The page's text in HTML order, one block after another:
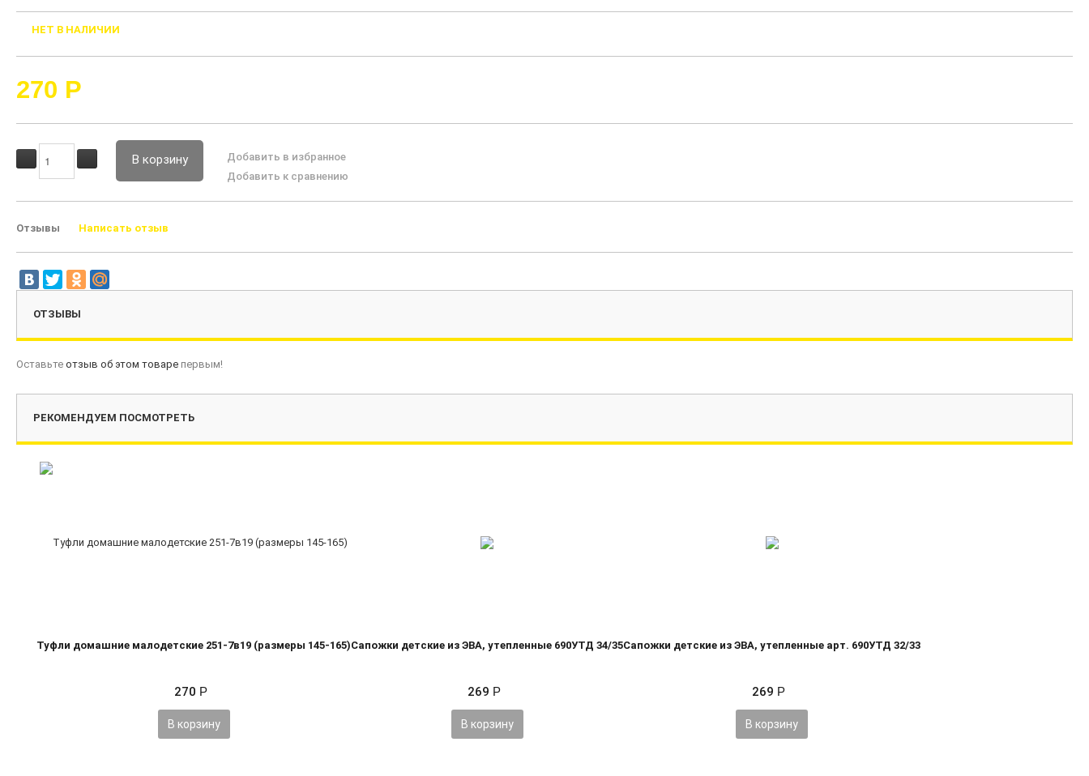
НЕТ В НАЛИЧИИ
270 Р
В корзину
Добавить в избранное
Добавить к сравнению
Отзывы Написать отзыв
ОТЗЫВЫ
Оставьте отзыв об этом товаре первым!
РЕКОМЕНДУЕМ ПОСМОТРЕТЬ
Туфли домашние малодетские 251-7в19 (размеры 145-165)
270 Р
В корзину
Сапожки детские из ЭВА, утепленные 690УТД 34/35
269 Р
В корзину
Сапожки детские из ЭВА, утепленные арт. 690УТД 32/33
269 Р
В корзину